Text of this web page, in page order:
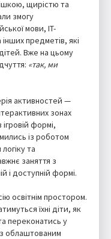
щирістю та
змогу
мови, IT-
предметів, які
Вже на цьому
«так, ми
активностей —
зонах
формі,
із роботом
та
заняття з
і доступній формі.
освітнім простором.
їхні діти, як
переконатись у
облаштованим